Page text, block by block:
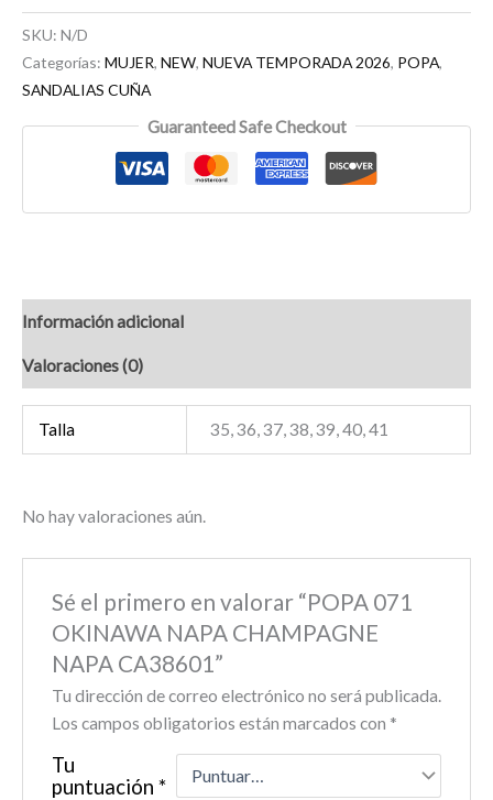
SKU: N/D
Categorías: MUJER, NEW, NUEVA TEMPORADA 2026, POPA,
SANDALIAS CUÑA
Guaranteed Safe Checkout
Información adicional
Valoraciones (0)
Talla 35, 36, 37, 38, 39, 40, 41
No hay valoraciones aún.
Sé el primero en valorar “POPA 071
OKINAWA NAPA CHAMPAGNE
NAPA CA38601”
Tu dirección de correo electrónico no será publicada.
Los campos obligatorios están marcados con *
Tu
puntuación *